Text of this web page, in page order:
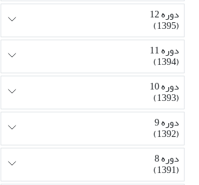
دوره 12
(1395)
دوره 11
(1394)
دوره 10
(1393)
دوره 9
(1392)
دوره 8
(1391)